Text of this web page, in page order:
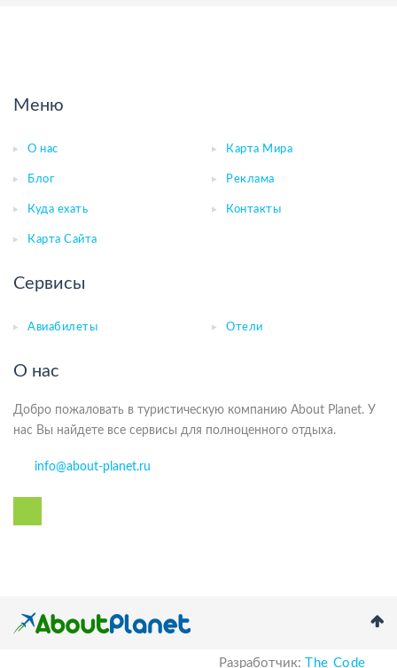
Меню
О нас Карта Мира
Блог Реклама
Куда ехать Контакты
Карта Сайта
Сервисы
Авиабилеты Отели
О нас
Добро пожаловать в туристическую компанию About Planet. У
нас Вы найдете все сервисы для полноценного отдыха.
info@about-planet.ru
Разработчик: The Code